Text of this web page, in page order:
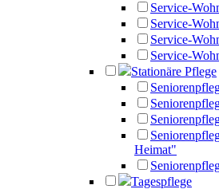
Service-
Service-
Service-
Service-
Stationäre Pflege
Heimat"
Tagespflege